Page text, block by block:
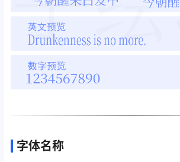
字体名称